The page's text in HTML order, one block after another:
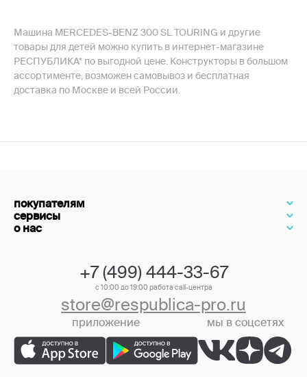
Машина MERCEDES-BENZ 300 SL TOURING и другие
товары для детей можно купить в интернет-магазине
РЕСПУБЛИКА* по выгодной цене. Конструкторы в большом
ассортименте, возможен самовывоз и бесплатная
доставка по Москве и всей России.
покупателям
сервисы
о нас
+7 (499) 444-33-67
с 10:00 до 19:00 работа call-центра
store@respublica-pro.ru
приложение мы в соцсетях